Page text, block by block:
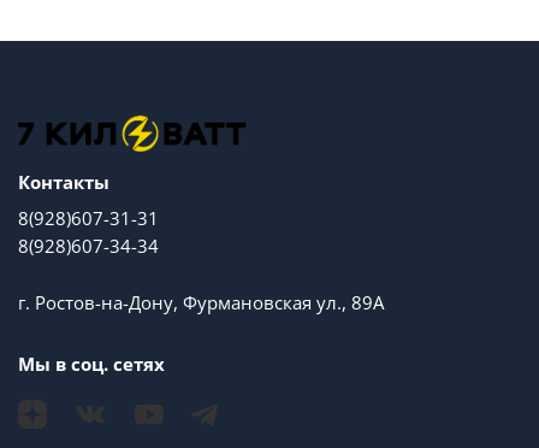
Контакты
8(928)607-31-31
8(928)607-34-34
г. Ростов-на-Дону, Фурмановская ул., 89А
Мы в соц. сетях